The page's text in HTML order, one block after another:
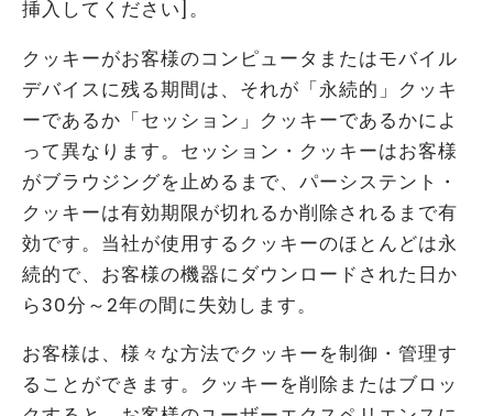
挿入してください]。
クッキーがお客様のコンピュータまたはモバイル
デバイスに残る期間は、それが「永続的」クッキ
ーであるか「セッション」クッキーであるかによ
って異なります。セッション・クッキーはお客様
がブラウジングを止めるまで、パーシステント・
クッキーは有効期限が切れるか削除されるまで有
効です。当社が使用するクッキーのほとんどは永
続的で、お客様の機器にダウンロードされた日か
ら30分～2年の間に失効します。
お客様は、様々な方法でクッキーを制御・管理す
ることができます。クッキーを削除またはブロッ